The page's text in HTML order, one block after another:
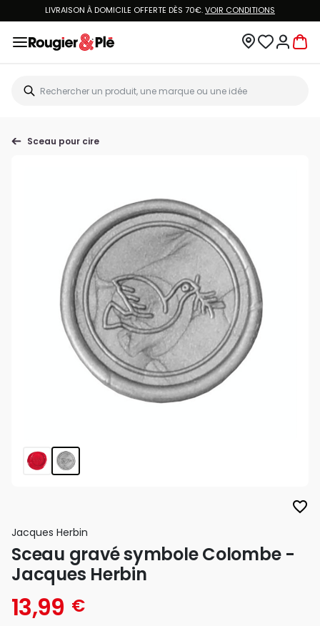
LIVRAISON À DOMICILE OFFERTE DÈS 70€.VOIR CONDITIONS
Sceau pour cire
favorite_border
Jacques Herbin
Sceau gravé symbole Colombe -
Jacques Herbin
13,99 €